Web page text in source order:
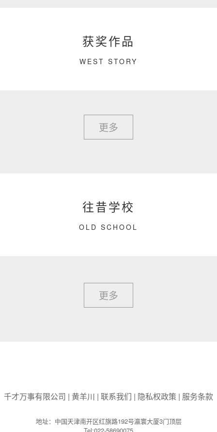
获奖作品
WEST STORY
更多
往昔学校
OLD SCHOOL
更多
千才万事有限公司 | 黄羊川 | 联系我们 | 隐私权政策 | 服务条款
地址：中国天津南开区红旗路192号瀛寰大厦3门顶层